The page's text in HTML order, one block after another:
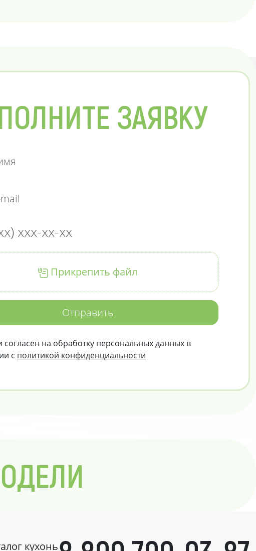
ЗАЯВКУ
Прикрепить файл
Отправить
согласен на обработку персональных данных в
с политикой конфиденциальности
кухонь